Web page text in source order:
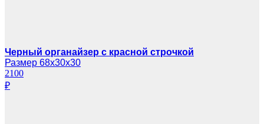
Черный органайзер с красной строчкой
Размер 68х30х30
2100
₽